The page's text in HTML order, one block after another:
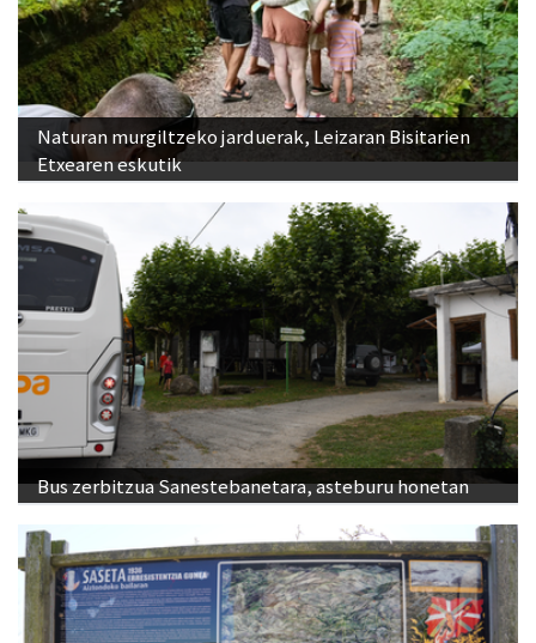
Naturan murgiltzeko jarduerak, Leizaran Bisitarien
Etxearen eskutik
Bus zerbitzua Sanestebanetara, asteburu honetan